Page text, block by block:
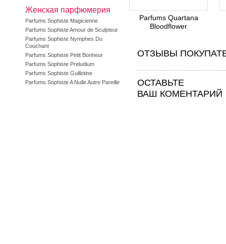
Parfums Quartana
Bloodflower
ОТЗЫВЫ
ОСТАВЬТЕ
ВАШ КОМЕНТАРИЙ
Женская парфюмерия
Parfums Sophiste Magicienne
Parfums Sophiste Amour de Sculpteur
Parfums Sophiste Nymphes Du
Couchant
Parfums Sophiste Petit Bonheur
Parfums Sophiste Preludium
Parfums Sophiste Guillotine
Parfums Sophiste A Nulle Autre Pareille